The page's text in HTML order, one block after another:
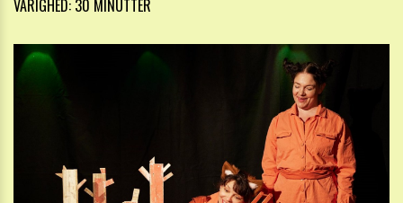
VARIGHED: 30 MINUTTER